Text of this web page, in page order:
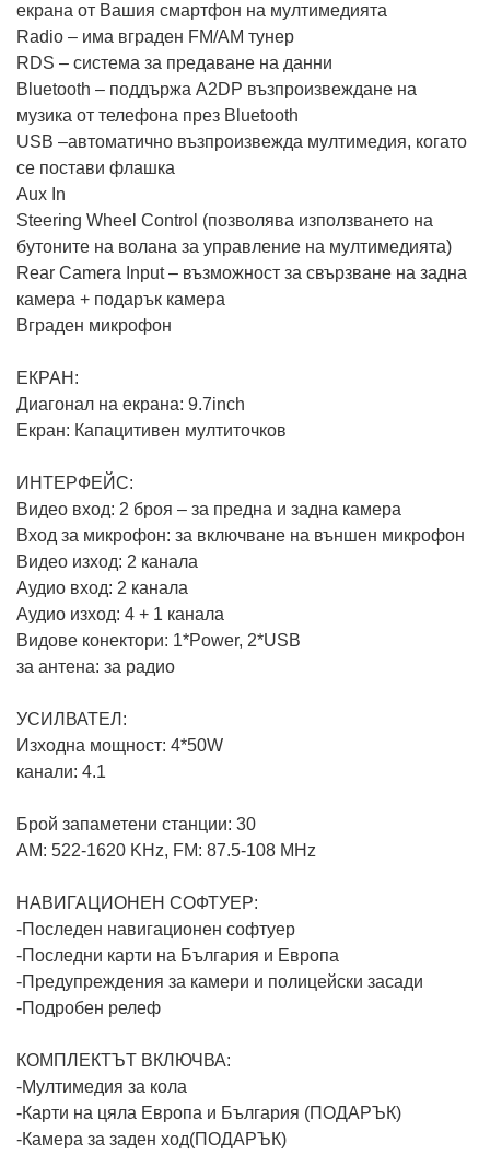
екрана от Вашия смартфон на мултимедията
Radio – има вграден FM/AM тунер
RDS – система за предаване на данни
Bluetooth – поддържа A2DP възпроизвеждане на
музика от телефона през Bluetooth
USB –автоматично възпроизвежда мултимедия, когато
се постави флашка
Aux In
Steering Wheel Control (позволява използването на
бутоните на волана за управление на мултимедията)
Rear Camera Input – възможност за свързване на задна
камера + подарък камера
Вграден микрофон
ЕКРАН:
Диагонал на екрана: 9.7inch
Eкран: Капацитивен мултиточков
ИНТЕРФЕЙС:
Видео вход: 2 броя – за предна и задна камера
Вход за микрофон: за включване на външен микрофон
Видео изход: 2 канала
Аудио вход: 2 канала
Аудио изход: 4 + 1 канала
Видове конектори: 1*Power, 2*USB
за антена: за радио
УСИЛВАТЕЛ:
Изходна мощност: 4*50W
канали: 4.1
Брой запаметени станции: 30
AM: 522-1620 KHz, FM: 87.5-108 MHz
НАВИГАЦИОНЕН СОФТУЕР:
-Последен навигационен софтуер
-Последни карти на България и Европа
-Предупреждения за камери и полицейски засади
-Подробен релеф
КОМПЛЕКТЪТ ВКЛЮЧВА:
-Мултимедия за кола
-Карти на цяла Европа и България (ПОДАРЪК)
-Камера за заден ход(ПОДАРЪК)